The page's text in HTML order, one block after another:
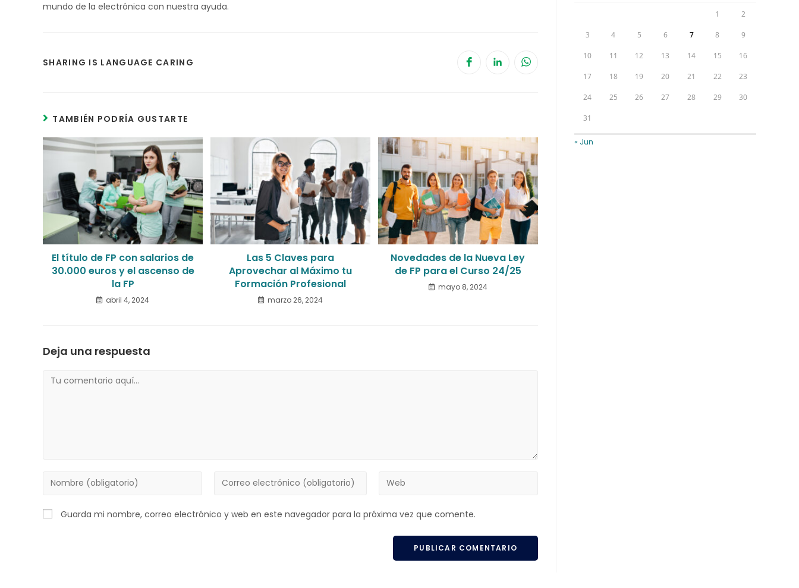
mundo de la electrónica con nuestra ayuda.
SHARING IS LANGUAGE CARING
TAMBIÉN PODRÍA GUSTARTE
El título de FP con salarios de
30.000 euros y el ascenso de
la FP
abril 4, 2024
Las 5 Claves para
Aprovechar al Máximo tu
Formación Profesional
marzo 26, 2024
Novedades de la Nueva Ley
de FP para el Curso 24/25
mayo 8, 2024
Deja una respuesta
Guarda mi nombre, correo electrónico y web en este navegador para la próxima vez que comente.
1 2
3 4 5 6 7 8 9
10 11 12 13 14 15 16
17 18 19 20 21 22 23
24 25 26 27 28 29 30
31
« Jun